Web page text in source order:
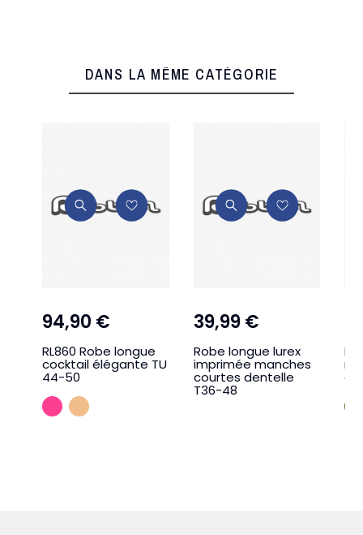
DANS LA MÊME CATÉGORIE
94,90 €
RL860 Robe longue
cocktail élégante TU
44-50
FUSHIAPECHE
39,99 €
Robe longue lurex
imprimée manches
courtes dentelle
T36-48